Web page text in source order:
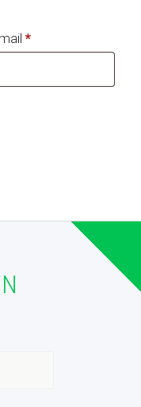
*Wymagane